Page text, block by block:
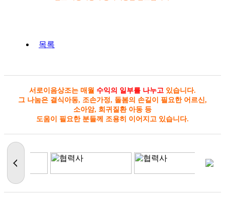
목록
서로이음상조는 매월 수익의 일부를 나누고 있습니다.
그 나눔은 결식아동, 조손가정, 돌봄의 손길이 필요한 어르신,
소아암, 희귀질환 아동 등
도움이 필요한 분들께 조용히 이어지고 있습니다.